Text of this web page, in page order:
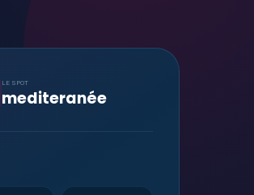
LE SPOT
mediteranée